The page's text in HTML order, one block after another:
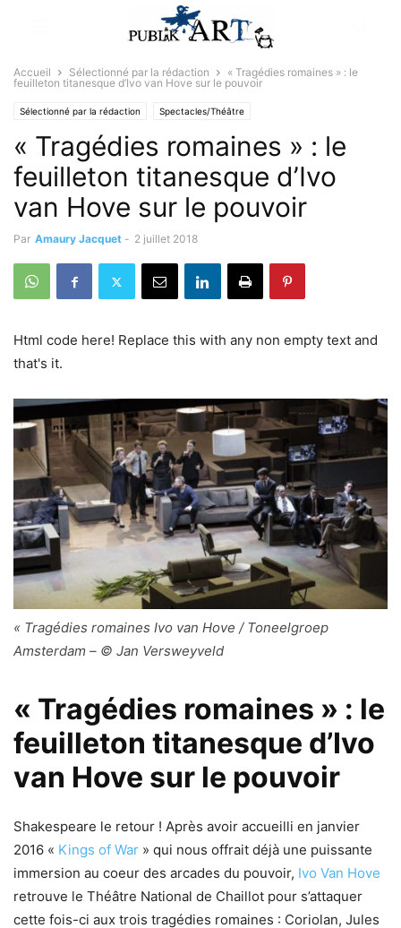
Accueil Sélectionné par la rédaction
« Tragédies romaines » : le
feuilleton titanesque d’Ivo van Hove sur le pouvoir
Sélectionné par la rédaction Spectacles/Théâtre
« Tragédies romaines » : le
feuilleton titanesque d’Ivo
van Hove sur le pouvoir
Par Amaury Jacquet - 2 juillet 2018
Html code here! Replace this with any non empty text and
that's it.
« Tragédies romaines Ivo van Hove / Toneelgroep
Amsterdam – © Jan Versweyveld
« Tragédies romaines » : le
feuilleton titanesque d’Ivo
van Hove sur le pouvoir
Shakespeare le retour ! Après avoir accueilli en janvier
2016 « Kings of War » qui nous offrait déjà une puissante
immersion au coeur des arcades du pouvoir, Ivo Van Hove
retrouve le Théâtre National de Chaillot pour s’attaquer
cette fois-ci aux trois tragédies romaines : Coriolan, Jules